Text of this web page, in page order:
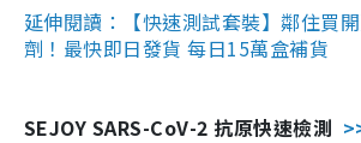
延伸閱讀：【快速測試套裝】鄰住買
劑！最快即日發貨 每日15萬盒補貨
SEJOY SARS-CoV-2 抗原快速檢測